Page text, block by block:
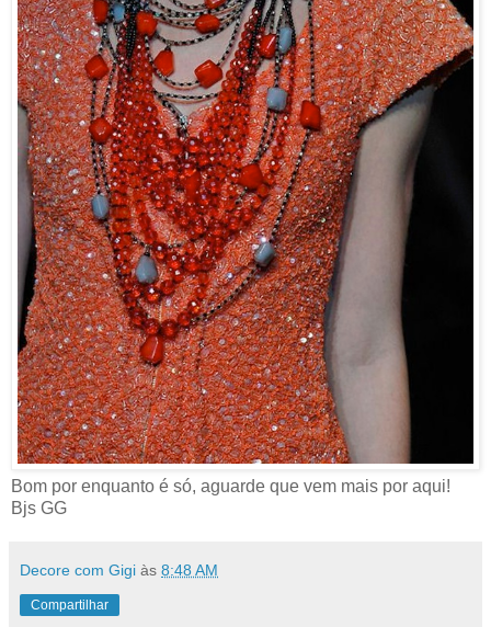
Bom por enquanto é só, aguarde que vem mais por aqui!
Bjs GG
Decore com Gigi às 8:48 AM
Compartilhar